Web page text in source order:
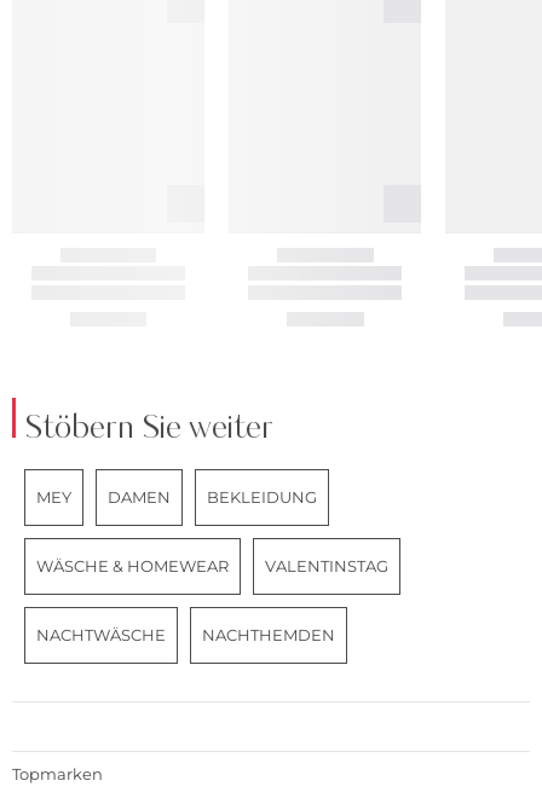
Stöbern Sie weiter
MEY DAMEN BEKLEIDUNG
WÄSCHE & HOMEWEAR VALENTINSTAG
NACHTWÄSCHE NACHTHEMDEN
Topmarken